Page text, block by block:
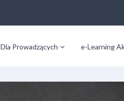
Dla Prowadzących e-Learning